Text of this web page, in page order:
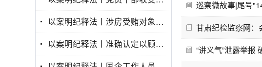
巡察微故事|尾号
甘肃纪检监察网：
“讲义气”泄露举报
以案明纪释法丨涉房受贿对象、数额和犯罪形态问题辨析
以案明纪释法丨准确认定以顾问费为幌子的权钱交易